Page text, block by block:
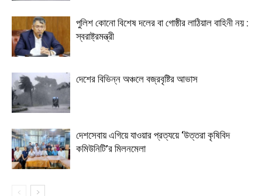
পুলিশ কোনো বিশেষ দলের বা গোষ্ঠীর লাঠিয়াল বাহিনী নয় :
স্বরাষ্ট্রমন্ত্রী
দেশের বিভিন্ন অঞ্চলে বজ্রবৃষ্টির আভাস
দেশসেবায় এগিয়ে যাওয়ার প্রত্যয়ে ‘উত্তরা কৃষিবিদ
কমিউনিটি’র মিলনমেলা